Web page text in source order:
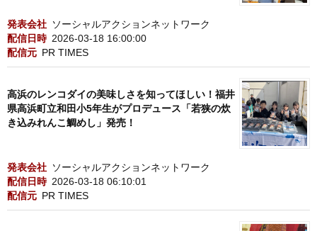
発表会社 ソーシャルアクションネットワーク
配信日時 2026-03-18 16:00:00
配信元 PR TIMES
高浜のレンコダイの美味しさを知ってほしい！福井
県高浜町立和田小5年生がプロデュース「若狭の炊
き込みれんこ鯛めし」発売！
発表会社 ソーシャルアクションネットワーク
配信日時 2026-03-18 06:10:01
配信元 PR TIMES